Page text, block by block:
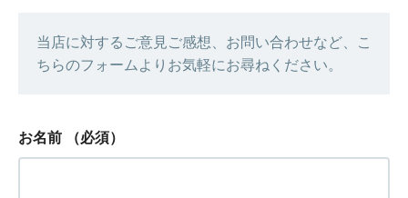
当店に対するご意見ご感想、お問い合わせなど、こ
ちらのフォームよりお気軽にお尋ねください。
お名前 （必須）